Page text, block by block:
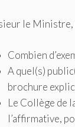
le Ministre,
Combien
A quel(s)
brochure
Le Collège de
l’affirmative,